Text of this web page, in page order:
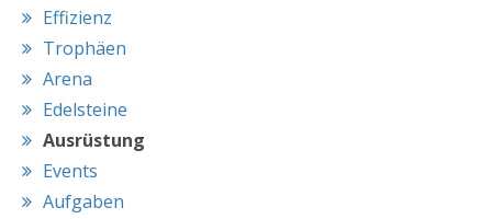
Effizienz
Trophäen
Arena
Edelsteine
Ausrüstung
Events
Aufgaben